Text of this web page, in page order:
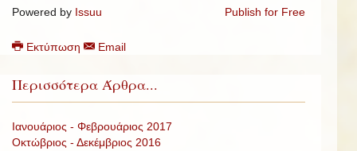
Powered by Issuu Publish for Free
Εκτύπωση Email
Περισσότερα Άρθρα...
Ιανουάριος - Φεβρουάριος 2017
Οκτώβριος - Δεκέμβριος 2016